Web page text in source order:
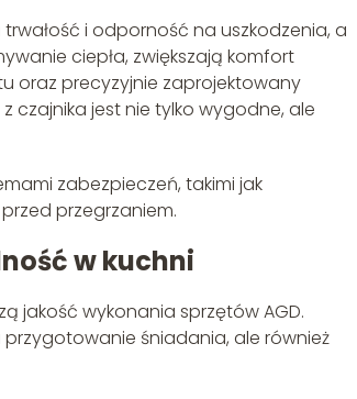
i odporność na uszkodzenia, a
ciepła, zwiększają komfort
oraz precyzyjnie zaprojektowany
czajnika jest nie tylko wygodne, ale
zabezpieczeń, takimi jak
przegrzaniem.
w kuchni
jakość wykonania sprzętów AGD.
przygotowanie śniadania, ale również